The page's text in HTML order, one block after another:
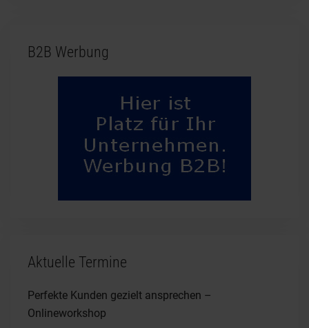
B2B Werbung
Aktuelle Termine
Perfekte Kunden gezielt ansprechen –
Onlineworkshop